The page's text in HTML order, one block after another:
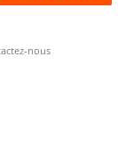
nous